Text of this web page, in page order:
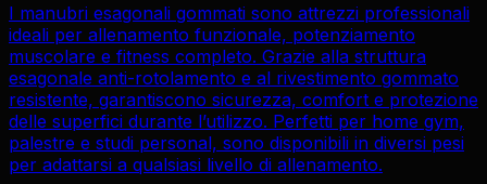
I manubri esagonali gommati sono attrezzi professionali
ideali per allenamento funzionale, potenziamento
muscolare e fitness completo. Grazie alla struttura
esagonale anti-rotolamento e al rivestimento gommato
resistente, garantiscono sicurezza, comfort e protezione
delle superfici durante l’utilizzo. Perfetti per home gym,
palestre e studi personal, sono disponibili in diversi pesi
per adattarsi a qualsiasi livello di allenamento.